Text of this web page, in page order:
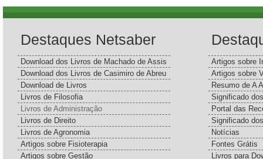
Destaques Netsaber
Download dos Livros de Machado de Assis
Download dos Livros de Casimiro de Abreu
Download de Livros
Livros de Filosofia
Livros de Administração
Livros de Direito
Livros de Agronomia
Artigos sobre Fisioterapia
Artigos sobre Gestão
Artigos sobre
Artigos sobre
Resumo de A
Significado
Portal das
Significado
Notícias
Fontes Grátis
Livros para